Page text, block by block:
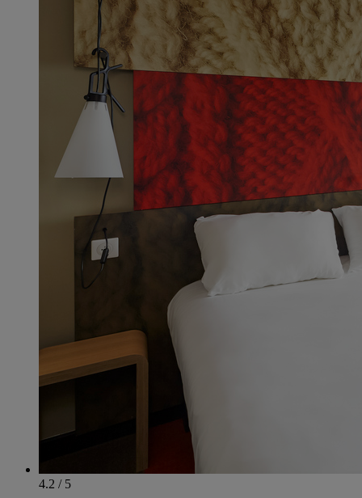
4.2 / 5